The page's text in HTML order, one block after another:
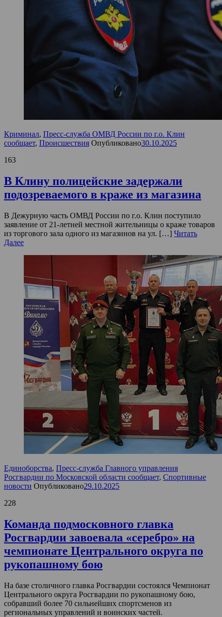
Криминал, Пресс-служба ОМВД России по г.о. Клин
сообщает, Происшествия Опубликовано30.10.2025
163
В Клину полицейские задержали
подозреваемого в краже из магазина
В Дежурную часть ОМВД России по г.о. Клин поступило
заявление от 21-летней местной жительницы о краже товаров
из торгового зала одного из магазинов на ул. […] Читать
Далее
Единоборства, Пресс-служба Главного управления
Росгвардии по Московской области сообщает, Спортивные
новости Опубликовано29.10.2025
228
Команда подмосковного главка
Росгвардии завоевала «серебро» на
чемпионате Центрального округа по
рукопашному бою
На базе столичного главка Росгвардии состоялся Чемпионат
Центрального округа Росгвардии по рукопашному бою,
собравший более 70 сильнейших спортсменов из
региональных управлений и воинских частей.